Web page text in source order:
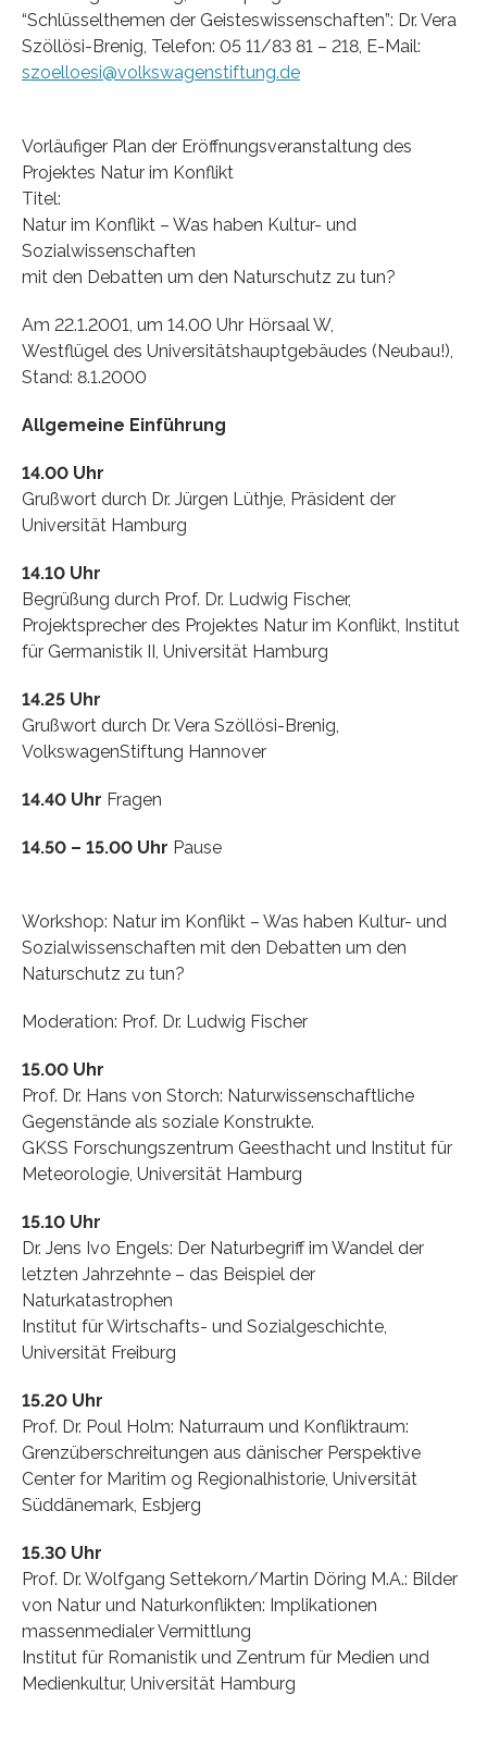
“Schlüsselthemen der Geisteswissenschaften”: Dr. Vera
Szöllösi-Brenig, Telefon: 05 11/83 81 – 218, E-Mail:
szoelloesi@volkswagenstiftung.de
Vorläufiger Plan der Eröffnungsveranstaltung des
Projektes Natur im Konflikt
Titel:
Natur im Konflikt – Was haben Kultur- und
Sozialwissenschaften
mit den Debatten um den Naturschutz zu tun?
Am 22.1.2001, um 14.00 Uhr Hörsaal W,
Westflügel des Universitätshauptgebäudes (Neubau!),
Stand: 8.1.2000
Allgemeine Einführung
14.00 Uhr
Grußwort durch Dr. Jürgen Lüthje, Präsident der
Universität Hamburg
14.10 Uhr
Begrüßung durch Prof. Dr. Ludwig Fischer,
Projektsprecher des Projektes Natur im Konflikt, Institut
für Germanistik II, Universität Hamburg
14.25 Uhr
Grußwort durch Dr. Vera Szöllösi-Brenig,
VolkswagenStiftung Hannover
14.40 Uhr Fragen
14.50 – 15.00 Uhr Pause
Workshop: Natur im Konflikt – Was haben Kultur- und
Sozialwissenschaften mit den Debatten um den
Naturschutz zu tun?
Moderation: Prof. Dr. Ludwig Fischer
15.00 Uhr
Prof. Dr. Hans von Storch: Naturwissenschaftliche
Gegenstände als soziale Konstrukte.
GKSS Forschungszentrum Geesthacht und Institut für
Meteorologie, Universität Hamburg
15.10 Uhr
Dr. Jens Ivo Engels: Der Naturbegriff im Wandel der
letzten Jahrzehnte – das Beispiel der
Naturkatastrophen
Institut für Wirtschafts- und Sozialgeschichte,
Universität Freiburg
15.20 Uhr
Prof. Dr. Poul Holm: Naturraum und Konfliktraum:
Grenzüberschreitungen aus dänischer Perspektive
Center for Maritim og Regionalhistorie, Universität
Süddänemark, Esbjerg
15.30 Uhr
Prof. Dr. Wolfgang Settekorn/Martin Döring M.A.: Bilder
von Natur und Naturkonflikten: Implikationen
massenmedialer Vermittlung
Institut für Romanistik und Zentrum für Medien und
Medienkultur, Universität Hamburg